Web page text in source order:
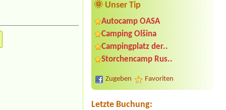
🌞 Unser Tip
Autocamp OASA
Camping Olšina
Campingplatz der..
Storchencamp Rus..
Zugeben Favoriten
Letzte Buchung:
Termin ab 2026-08-07 |
Campingpark Burgstaller
JaJa
Termin ab 2026-09-11 |
Schloss Burgau
Bungalow- 4 Personen
Termin ab 2026-08-04 |